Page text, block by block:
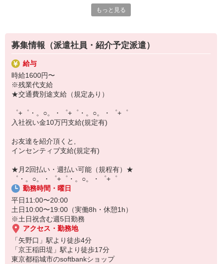
【選べるお仕事いろいろ】
事務、経理、データ入力、コールセンター、受付
▼工場・製造・軽作業系
機械/食品製造・梱包・仕分け・加工・組立・検査
▼美容系
眉毛サロンのアイブロウ・ネイリスト・エステ
▼営業・販売
法人営業・アパレル販売・個別指導塾・人材紹介
▼人気案件も多数♪
短期・期間限定・オープニング・官公庁案件
上場/優良/大手企業など
【スマホ面接実施中】
￣￣￣￣￣￣￣￣￣
自宅に居ながらスマホでカンタン面接OK！
オンライン面談なのでスピード対応。
即日登録もOK♪
気になった方はお気軽にご相談ください！
満足度◎
■携帯やインターネット販売業務
docomo(ドコモ)/au(エーユー)・KDDI/softbank(ソフトバンク)など
の大手キャリアから
ワイモバイル(Y!mobille)、楽天モバイル、UQなど格安スマホまで幅
広く紹介可能♪
もっと見る
募集情報（派遣社員・紹介予定派遣）
給与
時給1600円〜
※残業代支給
★交通費別途支給（規定あり）
゜+゜・。○。・゜+゜・。○。・゜+゜
入社祝い金10万円支給(規定有)
お友達を紹介頂くと,
インセンティブ支給(規定有)
★月2回払い・週払い可能（規程有）★
゜・。○。・゜+゜・。○。・゜+゜
勤務時間・曜日
平日11:00〜20:00
土日10:00〜19:00（実働8h・休憩1h）
※土日祝含む週5日勤務
アクセス・勤務地
「矢野口」駅より徒歩4分
「京王稲田堤」駅より徒歩17分
東京都稲城市のsoftbankショップ